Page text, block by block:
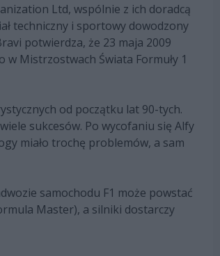
Ltd, wspólnie z ich doradcą
techniczny i sportowy dowodzony
potwierdza, że 23 maja 2009
w Mistrzostwach Świata Formuły 1
od początku lat 90-tych.
sukcesów. Po wycofaniu się Alfy
miało trochę problemów, a sam
samochodu F1 może powstać
Master), a silniki dostarczy